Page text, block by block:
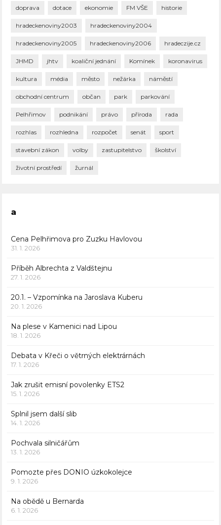
doprava dotace ekonomie FM VŠE historie
hradeckenoviny2003 hradeckenoviny2004
hradeckenoviny2005 hradeckenoviny2006 hradeczije.cz
JHMD jhtv koaliční jednání Komínek koronavirus
kultura média město nežárka náměstí
obchodní centrum občan park parkování
Pelhřimov podnikání právo příroda rada
rozhlas rozhledna rozpočet senát sport
stavební zákon volby zastupitelstvo školství
životní prostředí žurnál
a
Cena Pelhřimova pro Zuzku Havlovou
31. 1. 2026
Příběh Albrechta z Valdštejnu
27. 1. 2026
20.1. – Vzpomínka na Jaroslava Kuberu
20. 1. 2026
Na plese v Kamenici nad Lipou
18. 1. 2026
Debata v Křeči o větrných elektrárnách
17. 1. 2026
Jak zrušit emisní povolenky ETS2
15. 1. 2026
Splnil jsem další slib
14. 1. 2026
Pochvala silničářům
13. 1. 2026
Pomozte přes DONIO úzkokolejce
9. 1. 2026
Na obědě u Bernarda
6. 1. 2026